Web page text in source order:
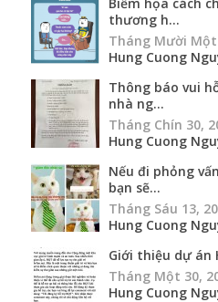
thương h...
Tháng Mười Một
Hung Cuong
Thông báo vui
nhà ng...
Tháng Chín 30,
Hung Cuong
Nếu đi phỏng
bạn sẽ...
Tháng Sáu 13,
Hung Cuong
Giới thiệu dự án
Tháng Một 30,
Hung Cuong